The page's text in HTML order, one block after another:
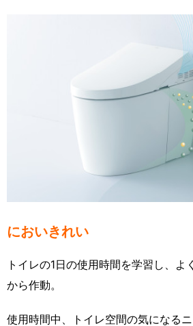
においきれい
トイレの1日の使用時間を学習し、よ
から作動。
使用時間中、トイレ空間の気になる